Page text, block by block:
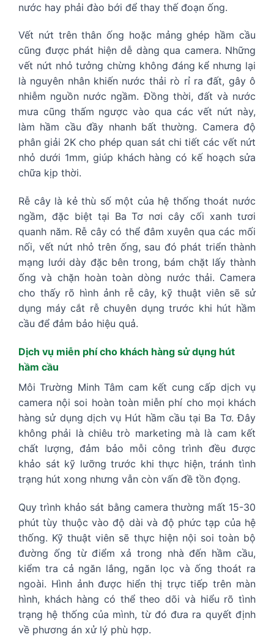
nước hay phải đào bới để thay thế đoạn ống.
Vết nứt trên thân ống hoặc mảng ghép hầm cầu
cũng được phát hiện dễ dàng qua camera. Những
vết nứt nhỏ tưởng chừng không đáng kể nhưng lại
là nguyên nhân khiến nước thải rò rỉ ra đất, gây ô
nhiễm nguồn nước ngầm. Đồng thời, đất và nước
mưa cũng thấm ngược vào qua các vết nứt này,
làm hầm cầu đầy nhanh bất thường. Camera độ
phân giải 2K cho phép quan sát chi tiết các vết nứt
nhỏ dưới 1mm, giúp khách hàng có kế hoạch sửa
chữa kịp thời.
Rễ cây là kẻ thù số một của hệ thống thoát nước
ngầm, đặc biệt tại Ba Tơ nơi cây cối xanh tươi
quanh năm. Rễ cây có thể đâm xuyên qua các mối
nối, vết nứt nhỏ trên ống, sau đó phát triển thành
mạng lưới dày đặc bên trong, bám chặt lấy thành
ống và chặn hoàn toàn dòng nước thải. Camera
cho thấy rõ hình ảnh rễ cây, kỹ thuật viên sẽ sử
dụng máy cắt rễ chuyên dụng trước khi hút hầm
cầu để đảm bảo hiệu quả.
Dịch vụ miễn phí cho khách hàng sử dụng hút
hầm cầu
Môi Trường Minh Tâm cam kết cung cấp dịch vụ
camera nội soi hoàn toàn miễn phí cho mọi khách
hàng sử dụng dịch vụ Hút hầm cầu tại Ba Tơ. Đây
không phải là chiêu trò marketing mà là cam kết
chất lượng, đảm bảo mỗi công trình đều được
khảo sát kỹ lưỡng trước khi thực hiện, tránh tình
trạng hút xong nhưng vẫn còn vấn đề tồn đọng.
Quy trình khảo sát bằng camera thường mất 15-30
phút tùy thuộc vào độ dài và độ phức tạp của hệ
thống. Kỹ thuật viên sẽ thực hiện nội soi toàn bộ
đường ống từ điểm xả trong nhà đến hầm cầu,
kiểm tra cả ngăn lắng, ngăn lọc và ống thoát ra
ngoài. Hình ảnh được hiển thị trực tiếp trên màn
hình, khách hàng có thể theo dõi và hiểu rõ tình
trạng hệ thống của mình, từ đó đưa ra quyết định
về phương án xử lý phù hợp.